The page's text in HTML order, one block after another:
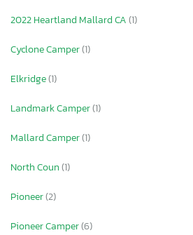
2022 Heartland Mallard CA(1)
Cyclone Camper(1)
Elkridge(1)
Landmark Camper(1)
Mallard Camper(1)
North Coun(1)
Pioneer(2)
Pioneer Camper(6)